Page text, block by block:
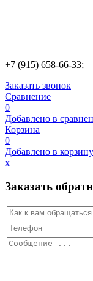
+7 (915) 658-66-33;
Заказать звонок
Сравнение
0
Добавлено в
Корзина
0
Добавлено в корзину
х
Заказать